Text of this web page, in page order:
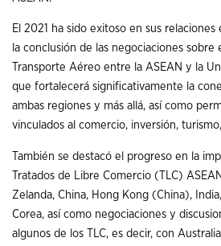
El 2021 ha sido exitoso en sus
la conclusión de las negociaciones
Transporte Aéreo entre la ASEAN y la
que fortalecerá significativamente la
ambas regiones y más allá, así como
vinculados al comercio, inversión,
También se destacó el progreso en la
Tratados de Libre Comercio (TLC)
Zelanda, China, Hong Kong (China),
Corea, así como negociaciones y
algunos de los TLC, es decir, con